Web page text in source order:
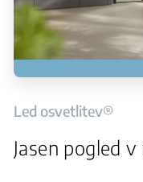
Led osvetlitev®
Jasen pogled